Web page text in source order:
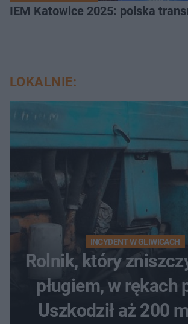
IEM Katowice 2025: polska
LOKALNIE:
INCYDENT W GLIWICACH
Rolnik, który
pługiem, w rękach
Uszkodził aż 200